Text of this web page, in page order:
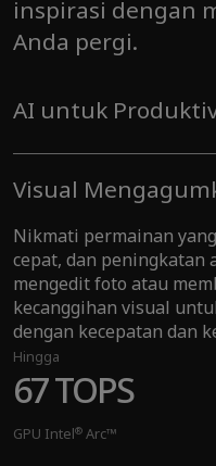
inspirasi dengan
Anda pergi.
AI untuk
Aplikasi favorit Anda
sementara keamanan
melindungi data tanpa
dengan tatapan atau
produktivitas baru yang
Hingga
Hingga Intel®
(Series 2)
Hingga
48 TOPS
Visual
Nikmati permainan
cepat, dan peningkatan
mengedit foto atau
kecanggihan visual
dengan kecepatan dan
Hingga
67 TOPS
GPU Intel® Arc™